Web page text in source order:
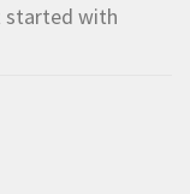
started with